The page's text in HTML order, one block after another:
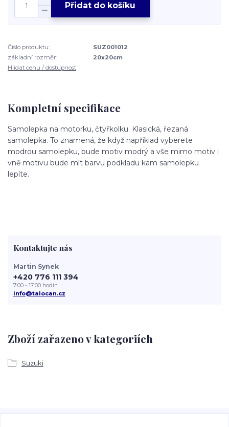
Přidat do košíku
Číslo produktu:
SUZ001012
základní rozměr:
20x20cm
Hlídat cenu / dostupnost
Kompletní specifikace
Samolepka na motorku, čtyřkolku. Klasická, řezaná
samolepka. To znamená, že když například vyberete
modrou samolepku, bude motiv modrý a vše mimo motiv i
vně motivu bude mít barvu podkladu kam samolepku
lepíte.
Zboží zařazeno v kategoriích
Suzuki
Kontaktujte nás
Martin Synek
+420 776 111 394
7:00 - 17:00 hodin
info@talocan.cz